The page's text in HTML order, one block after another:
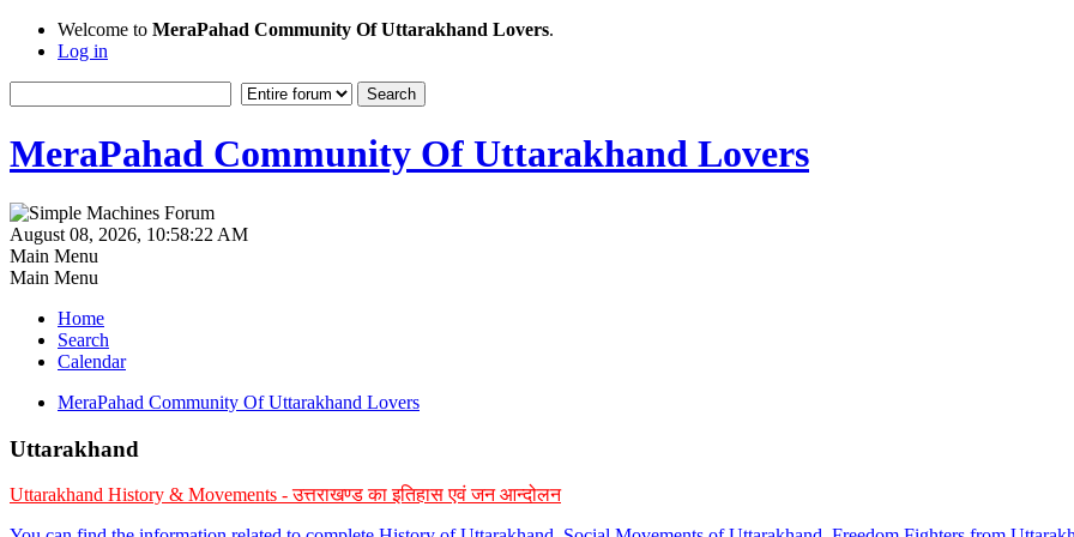
Welcome to MeraPahad Community Of Uttarakhand Lovers.
Log in
MeraPahad Community Of Uttarakhand Lovers
August 08, 2026, 10:58:22 AM
Main Menu
Main Menu
Home
Search
Calendar
MeraPahad Community Of Uttarakhand Lovers
Uttarakhand
Uttarakhand History & Movements - उत्तराखण्ड का इतिहास एवं जन आन्दोलन